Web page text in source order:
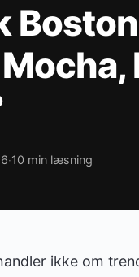
·10 min læsning
ikke om